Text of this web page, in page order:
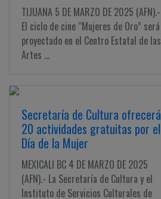
TIJUANA 5 DE MARZO DE 2025 (AFN).-
El ciclo de cine “Mujeres de Oro” será
proyectado en el Centro Estatal de las
Artes ...
Secretaría de Cultura ofrecerá
20 actividades gratuitas por el
Día de la Mujer
MEXICALI BC 4 DE MARZO DE 2025
(AFN).- La Secretaría de Cultura y el
Instituto de Servicios Culturales de